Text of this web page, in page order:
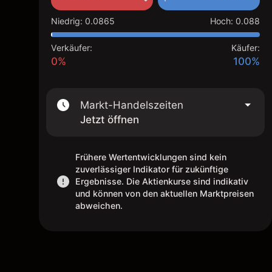
Niedrig: 0.0865 Hoch: 0.088
Verkäufer:
0%
Käufer:
100%
Markt-Handelszeiten
Jetzt öffnen
Frühere Wertentwicklungen sind kein
zuverlässiger Indikator für zukünftige
Ergebnisse. Die Aktienkurse sind indikativ
und können von den aktuellen Marktpreisen
abweichen.